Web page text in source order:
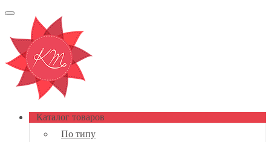
Каталог товаров
По типу